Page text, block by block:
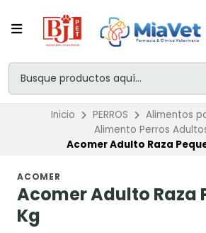
Inicio PERROS
Alimentos
Alimento Perros
Acomer Adulto Raza
ACOMER
Acomer Adulto Raza
Kg